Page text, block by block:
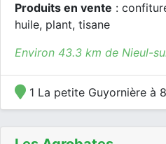
Produits en vente :
huile, plant, tisane
Environ 43.3 km de Nieul-
1 La petite Guyornière à